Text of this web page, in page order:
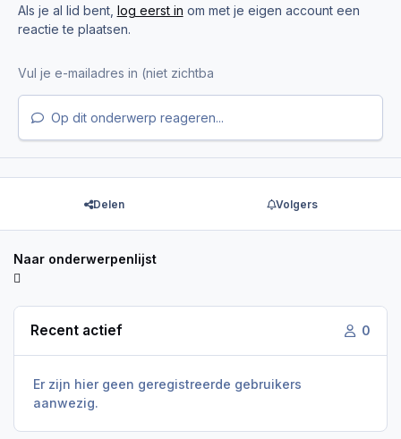
Als je al lid bent, log eerst in om met je eigen account een
reactie te plaatsen.
Op dit onderwerp reageren...
Delen Volgers
Naar onderwerpenlijst
Recent actief 0
Er zijn hier geen geregistreerde gebruikers
aanwezig.